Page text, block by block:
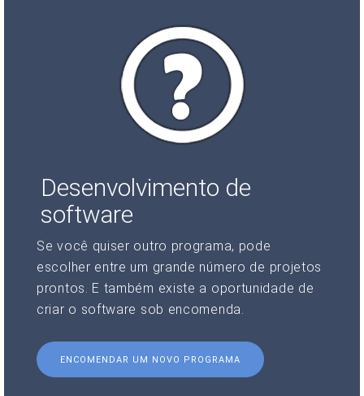
Desenvolvimento de
software
Se você quiser outro programa, pode
escolher entre um grande número de projetos
prontos. E também existe a oportunidade de
criar o software sob encomenda.
ENCOMENDAR UM NOVO PROGRAMA